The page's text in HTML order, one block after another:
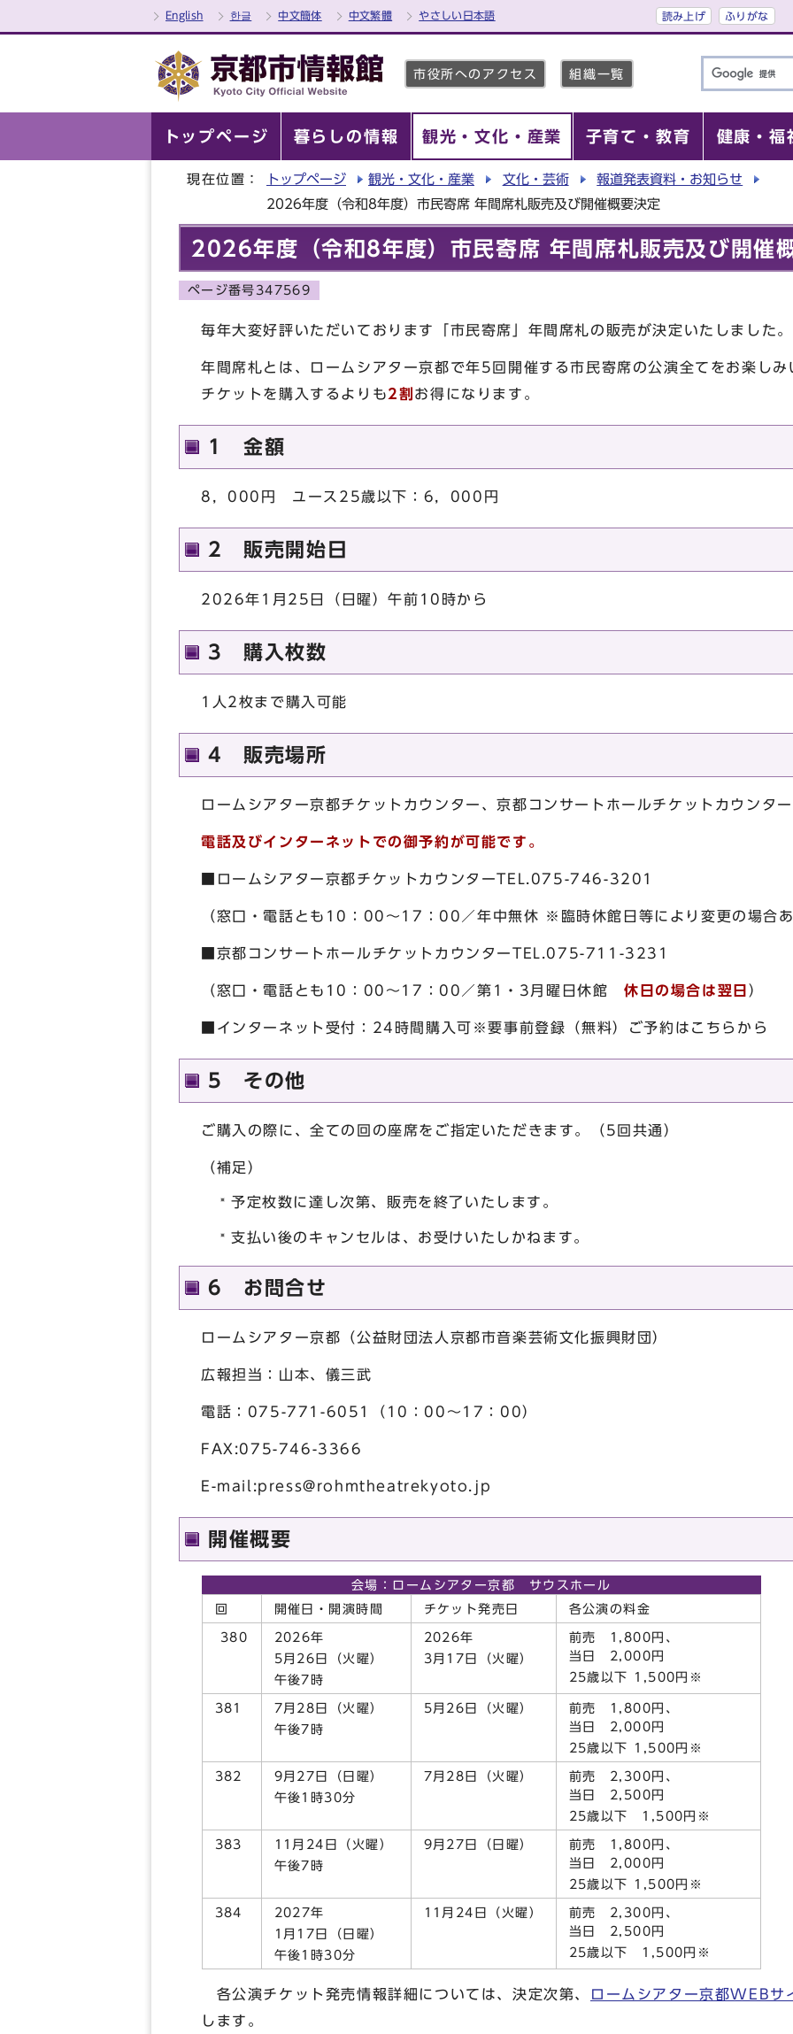
English 한글 中文簡体 中文繁體 やさしい日本語 読み上げ ふりがな
市役所へのアクセス 組織一覧
トップページ 暮らしの情報 観光・文化・産業 子育て・教育 健康・福
現在位置： トップページ 観光・文化・産業 文化・芸術
報道発表資料・お知らせ
2026年度（令和8年度）市民寄席 年間席札販売及び開催概要決定
2026年度（令和8年度）市民寄席 年間席札販売及び開催
ページ番号347569
毎年大変好評いただいております「市民寄席」年間席札の販売が決定いたしました。
年間席札とは、ロームシアター京都で年5回開催する市民寄席の公演全てをお楽し
チケットを購入するよりも2割 お得になります。
1 金額
8，000円 ユース25歳以下：6，000円
2 販売開始日
2026年1月25日（日曜）午前10時から
3 購入枚数
1人2枚まで購入可能
4 販売場所
ロームシアター京都チケットカウンター、京都コンサートホールチケットカウンター
電話及びインターネットでの御予約が可能です。
■ロームシアター京都チケットカウンターTEL.075-746-3201
（窓口・電話とも10：00～17：00／年中無休 ※臨時休館日等により変更の場合
■京都コンサートホールチケットカウンターTEL.075-711-3231
（窓口・電話とも10：00～17：00／第1・3月曜日休館 休日の場合は翌日 ）
■インターネット受付：24時間購入可※要事前登録（無料）ご予約はこちらから
5 その他
ご購入の際に、全ての回の座席をご指定いただきます。（5回共通）
（補足）
予定枚数に達し次第、販売を終了いたします。
支払い後のキャンセルは、お受けいたしかねます。
6 お問合せ
ロームシアター京都（公益財団法人京都市音楽芸術文化振興財団）
広報担当：山本、儀三武
電話：075-771-6051（10：00～17：00）
FAX:075-746-3366
E-mail:press@rohmtheatrekyoto.jp
開催概要
会場：ロームシアター京都 サウスホール
回
開催日・開演時間 チケット発売日 各公演の料金
380
2026年
5月26日（火曜）
午後7時
2026年
3月17日（火曜）
前売 1,800円、
当日 2,000円
25歳以下 1,500円※
381
7月28日（火曜）
午後7時
5月26日（火曜）
前売 1,800円、
当日 2,000円
25歳以下 1,500円※
382
9月27日（日曜）
午後1時30分
7月28日（火曜）
前売 2,300円、
当日 2,500円
25歳以下 1,500円※
383
11月24日（火曜）
午後7時
9月27日（日曜）
前売 1,800円、
当日 2,000円
25歳以下 1,500円※
384
2027年
1月17日（日曜）
午後1時30分
11月24日（火曜）
前売 2,300円、
当日 2,500円
25歳以下 1,500円※
各公演チケット発売情報詳細については、決定次第、
ロームシアター京都WEBサ
します。